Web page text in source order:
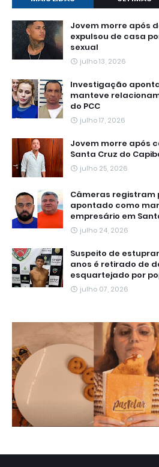
Jovem morre após
expulsou de casa
sexual
julho 13, 2026
Investigação
manteve
do PCC
julho 17, 2026
Jovem morre após
Santa Cruz do
julho 25, 2026
Câmeras registram
apontado como
empresário em
julho 24, 2026
Suspeito de
anos é retirado de
esquartejado por
julho 07, 2026